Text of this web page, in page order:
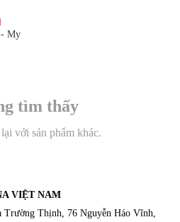
- My
tìm thấy
với sản phẩm khác.
VIỆT NAM
Trường Thịnh, 76 Nguyễn Háo Vĩnh,